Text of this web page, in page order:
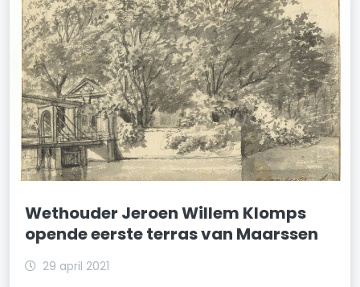
Wethouder Jeroen Willem Klomps
opende eerste terras van Maarssen
29 april 2021